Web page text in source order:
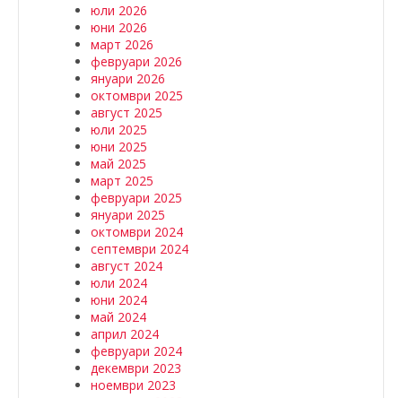
юли 2026
юни 2026
март 2026
февруари 2026
януари 2026
октомври 2025
август 2025
юли 2025
юни 2025
май 2025
март 2025
февруари 2025
януари 2025
октомври 2024
септември 2024
август 2024
юли 2024
юни 2024
май 2024
април 2024
февруари 2024
декември 2023
ноември 2023